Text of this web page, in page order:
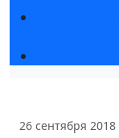
26 сентября 2018